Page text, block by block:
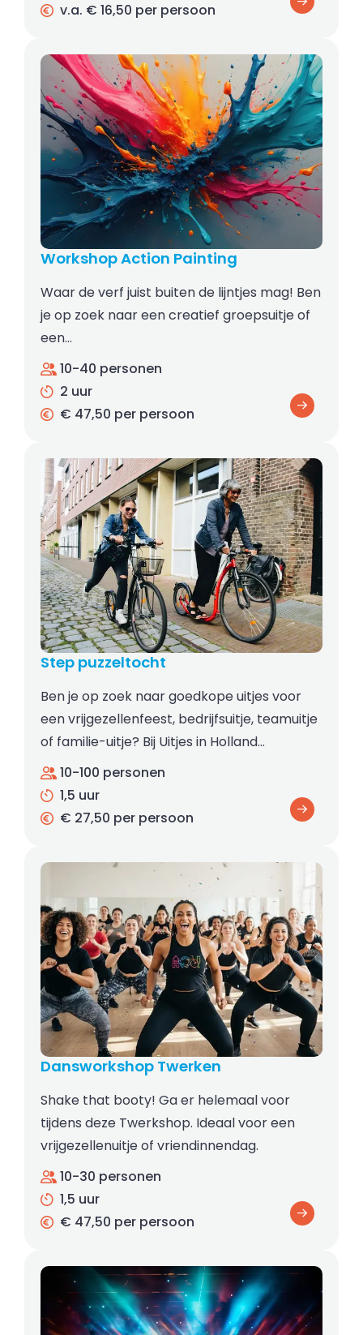
v.a. € 16,50 per persoon
Workshop Action Painting
Waar de verf juist buiten de lijntjes mag! Ben
je op zoek naar een creatief groepsuitje of
een…
10-40 personen
2 uur
€ 47,50 per persoon
Step puzzeltocht
Ben je op zoek naar goedkope uitjes voor
een vrijgezellenfeest, bedrijfsuitje, teamuitje
of familie-uitje? Bij Uitjes in Holland…
10-100 personen
1,5 uur
€ 27,50 per persoon
Dansworkshop Twerken
Shake that booty! Ga er helemaal voor
tijdens deze Twerkshop. Ideaal voor een
vrijgezellenuitje of vriendinnendag.
10-30 personen
1,5 uur
€ 47,50 per persoon